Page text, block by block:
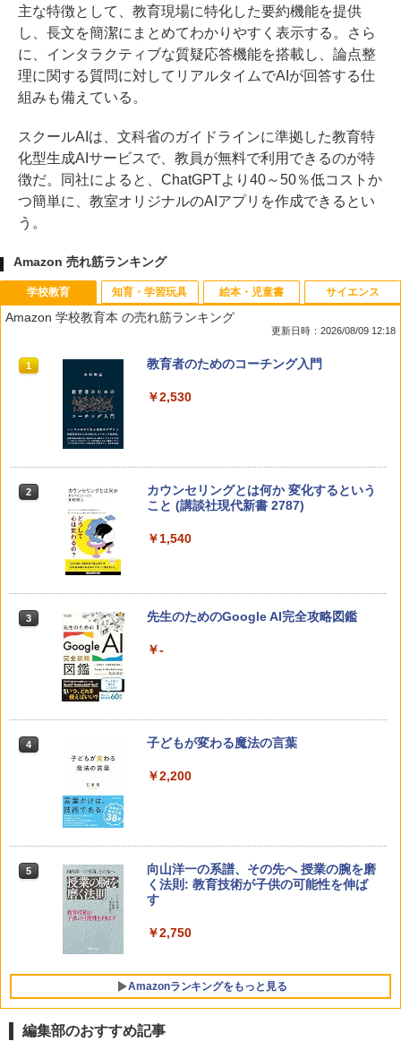
主な特徴として、教育現場に特化した要約機能を提供
し、長文を簡潔にまとめてわかりやすく表示する。さら
に、インタラクティブな質疑応答機能を搭載し、論点整
理に関する質問に対してリアルタイムでAIが回答する仕
組みも備えている。
スクールAIは、文科省のガイドラインに準拠した教育特
化型生成AIサービスで、教員が無料で利用できるのが特
徴だ。同社によると、ChatGPTより40～50％低コストか
つ簡単に、教室オリジナルのAIアプリを作成できるとい
う。
Amazon 売れ筋ランキング
学校教育
Amazon 学校教育本 の売れ筋ランキング
更新日時：2026/08/09 12:18
1 教育者のためのコーチング入門
￥2,530
2
カウンセリングとは何か 変化するという
こと (講談社現代新書 2787)
￥1,540
3 先生のためのGoogle AI完全攻略図鑑
￥-
4 子どもが変わる魔法の言葉
￥2,200
5
向山洋一の系譜、その先へ 授業の腕を磨
く法則: 教育技術が子供の可能性を伸ば
す
￥2,750
Amazonランキングをもっと見る
知育・学習玩具 絵本・児童書 サイエンス
編集部のおすすめ記事